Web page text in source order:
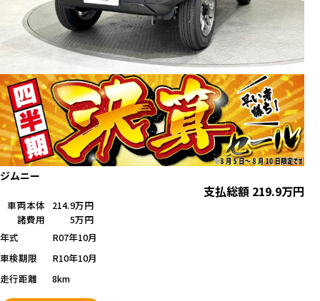
ジムニー
支払総額 219.9万円
車両本体
214.9万円
諸費用
5万円
年式
R07年10月
車検期限
R10年10月
走行距離
8km